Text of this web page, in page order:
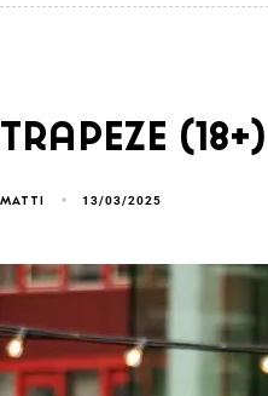
Trapeze (18+)
MATTI 13/03/2025